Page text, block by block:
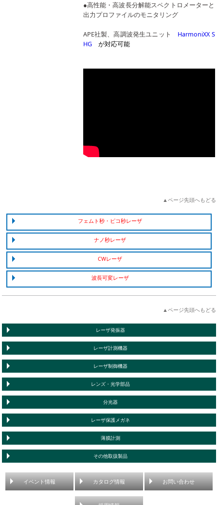
●高性能・高波長分解能スペクトロメーターと
出力プロファイルのモニタリング
APE社製、高調波発生ユニット
HarmoniXX S
HG が対応可能
▲ページ先頭へもどる
フェムト秒・ピコ秒レーザ
ナノ秒レーザ
CWレーザ
波長可変レーザ
▲ページ先頭へもどる
レーザ発振器
レーザ計測機器
レーザ制御機器
レンズ・光学部品
分光器
レーザ保護メガネ
薄膜計測
その他取扱製品
イベント情報 カタログ情報 お問い合わせ